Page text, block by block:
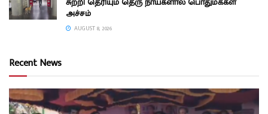
அச்சம்
AUGUST 8, 2026
Recent News